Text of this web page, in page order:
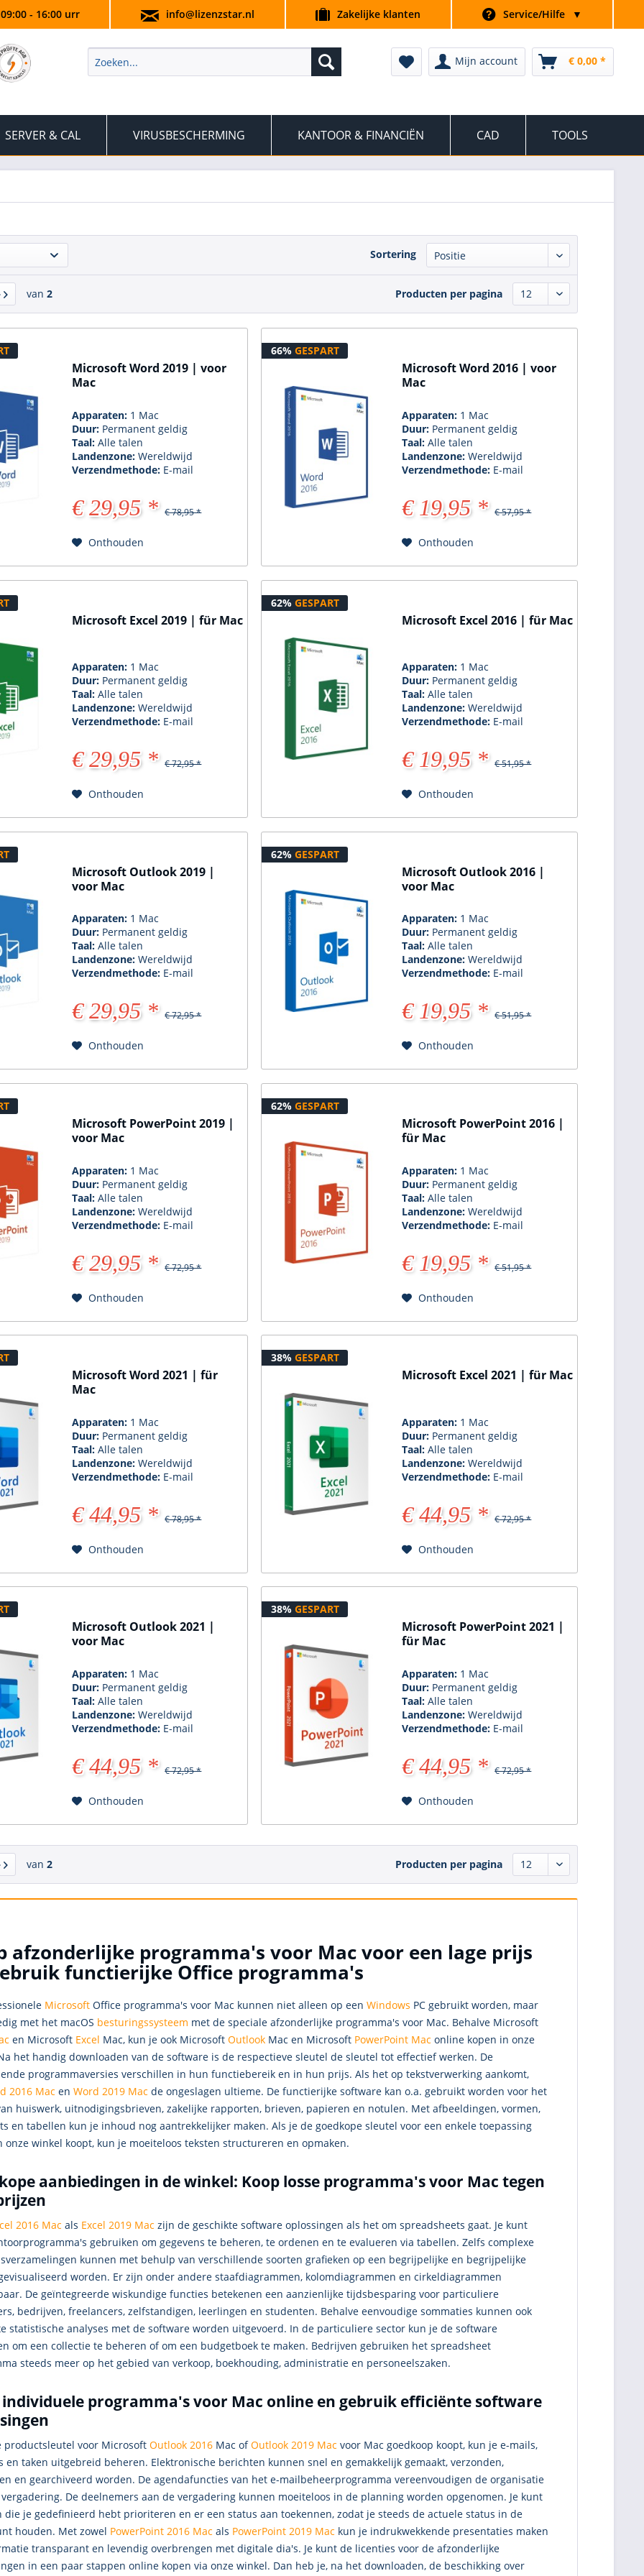
- 16:00 urr info@lizenzstar.nl Zakelijke klanten Service/Hilfe ▼
Mijn account € 0,00 *
SERVER & CAL VIRUSBESCHERMING KANTOOR & FINANCIËN CAD TOOLS
Sortering
van 2 Producten per pagina
Microsoft Word 2019 | voor
Mac
Apparaten: 1 Mac
Duur: Permanent geldig
Taal:Alle talen
Landenzone:Wereldwijd
Verzendmethode: E-mail
€ 29,95 * € 78,95 *
Onthouden
66% GESPART
Microsoft Word 2016 | voor
Mac
Apparaten: 1 Mac
Duur: Permanent geldig
Taal:Alle talen
Landenzone:Wereldwijd
Verzendmethode: E-mail
€ 19,95 * € 57,95 *
Onthouden
Microsoft Excel 2019 | für Mac
Apparaten: 1 Mac
Duur: Permanent geldig
Taal:Alle talen
Landenzone:Wereldwijd
Verzendmethode: E-mail
€ 29,95 * € 72,95 *
Onthouden
62% GESPART
Microsoft Excel 2016 | für Mac
Apparaten: 1 Mac
Duur: Permanent geldig
Taal:Alle talen
Landenzone:Wereldwijd
Verzendmethode: E-mail
€ 19,95 * € 51,95 *
Onthouden
Microsoft Outlook 2019 |
voor Mac
Apparaten: 1 Mac
Duur: Permanent geldig
Taal:Alle talen
Landenzone:Wereldwijd
Verzendmethode: E-mail
€ 29,95 * € 72,95 *
Onthouden
62% GESPART
Microsoft Outlook 2016 |
voor Mac
Apparaten: 1 Mac
Duur: Permanent geldig
Taal:Alle talen
Landenzone:Wereldwijd
Verzendmethode: E-mail
€ 19,95 * € 51,95 *
Onthouden
Microsoft PowerPoint 2019 |
voor Mac
Apparaten: 1 Mac
Duur: Permanent geldig
Taal:Alle talen
Landenzone:Wereldwijd
Verzendmethode: E-mail
€ 29,95 * € 72,95 *
Onthouden
62% GESPART
Microsoft PowerPoint 2016 |
für Mac
Apparaten: 1 Mac
Duur: Permanent geldig
Taal:Alle talen
Landenzone:Wereldwijd
Verzendmethode: E-mail
€ 19,95 * € 51,95 *
Onthouden
Microsoft Word 2021 | für
Mac
Apparaten: 1 Mac
Duur: Permanent geldig
Taal:Alle talen
Landenzone:Wereldwijd
Verzendmethode: E-mail
€ 44,95 * € 78,95 *
Onthouden
38% GESPART
Microsoft Excel 2021 | für Mac
Apparaten: 1 Mac
Duur: Permanent geldig
Taal:Alle talen
Landenzone:Wereldwijd
Verzendmethode: E-mail
€ 44,95 * € 72,95 *
Onthouden
Microsoft Outlook 2021 |
voor Mac
Apparaten: 1 Mac
Duur: Permanent geldig
Taal:Alle talen
Landenzone:Wereldwijd
Verzendmethode: E-mail
€ 44,95 * € 72,95 *
Onthouden
38% GESPART
Microsoft PowerPoint 2021 |
für Mac
Apparaten: 1 Mac
Duur: Permanent geldig
Taal:Alle talen
Landenzone:Wereldwijd
Verzendmethode: E-mail
€ 44,95 * € 72,95 *
Onthouden
van 2 Producten per pagina
afzonderlijke programma's voor Mac voor een lage prijs
functierijke Office programma's
Microsoft Office programma's voor Mac kunnen niet alleen op een Windows PC gebruikt worden, maar
met het macOS besturingssysteem met de speciale afzonderlijke programma's voor Mac. Behalve Microsoft
en Microsoft Excel Mac, kun je ook Microsoft Outlook Mac en Microsoft PowerPoint Mac online kopen in onze
het handig downloaden van de software is de respectieve sleutel de sleutel tot effectief werken. De
programmaversies verschillen in hun functiebereik en in hun prijs. Als het op tekstverwerking aankomt,
2016 Mac en Word 2019 Mac de ongeslagen ultieme. De functierijke software kan o.a. gebruikt worden voor het
huiswerk, uitnodigingsbrieven, zakelijke rapporten, brieven, papieren en notulen. Met afbeeldingen, vormen,
en tabellen kun je inhoud nog aantrekkelijker maken. Als je de goedkope sleutel voor een enkele toepassing
onze winkel koopt, kun je moeiteloos teksten structureren en opmaken.
aanbiedingen in de winkel: Koop losse programma's voor Mac tegen
2016 Mac als Excel 2019 Mac zijn de geschikte software oplossingen als het om spreadsheets gaat. Je kunt
gebruiken om gegevens te beheren, te ordenen en te evalueren via tabellen. Zelfs complexe
kunnen met behulp van verschillende soorten grafieken op een begrijpelijke en begrijpelijke
worden. Er zijn onder andere staafdiagrammen, kolomdiagrammen en cirkeldiagrammen
De geïntegreerde wiskundige functies betekenen een aanzienlijke tijdsbesparing voor particuliere
bedrijven, freelancers, zelfstandigen, leerlingen en studenten. Behalve eenvoudige sommaties kunnen ook
statistische analyses met de software worden uitgevoerd. In de particuliere sector kun je de software
om een collectie te beheren of om een budgetboek te maken. Bedrijven gebruiken het spreadsheet
steeds meer op het gebied van verkoop, boekhouding, administratie en personeelszaken.
individuele programma's voor Mac online en gebruik efficiënte software
productsleutel voor Microsoft Outlook 2016 Mac ofOutlook 2019 Mac voor Mac goedkoop koopt, kun je e-mails,
en taken uitgebreid beheren. Elektronische berichten kunnen snel en gemakkelijk gemaakt, verzonden,
en gearchiveerd worden. De agendafuncties van het e-mailbeheerprogramma vereenvoudigen de organisatie
De deelnemers aan de vergadering kunnen moeiteloos in de planning worden opgenomen. Je kunt
die je gedefinieerd hebt prioriteren en er een status aan toekennen, zodat je steeds de actuele status in de
houden. Met zowel PowerPoint 2016 Mac als PowerPoint 2019 Mac kun je indrukwekkende presentaties maken
transparant en levendig overbrengen met digitale dia's. Je kunt de licenties voor de afzonderlijke
in een paar stappen online kopen via onze winkel. Dan heb je, na het downloaden, de beschikking over